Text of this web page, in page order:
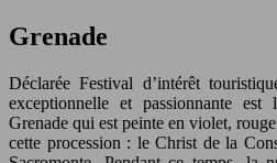
Grenade
Déclarée Festival d’intérêt
exceptionnelle et passionnante
Grenade qui est peinte en violet,
cette procession : le Christ de la